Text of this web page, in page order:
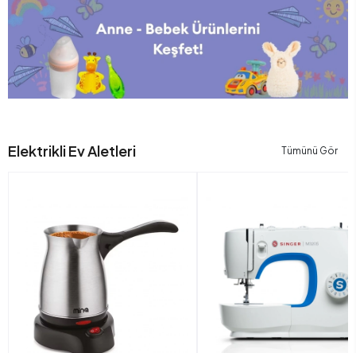
Elektrikli Ev Aletleri Tümünü Gör